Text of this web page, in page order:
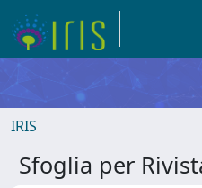
IRIS
Sfoglia per